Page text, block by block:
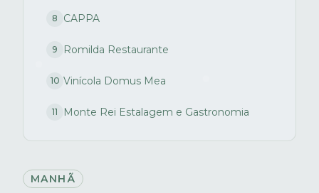
8 CAPPA
9 Romilda Restaurante
10 Vinícola Domus Mea
11 Monte Rei Estalagem e Gastronomia
MANHÃ